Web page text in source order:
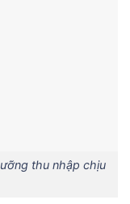
thu nhập chịu